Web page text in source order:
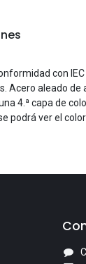
con
Acero aleado
4.ª capa de
ver el